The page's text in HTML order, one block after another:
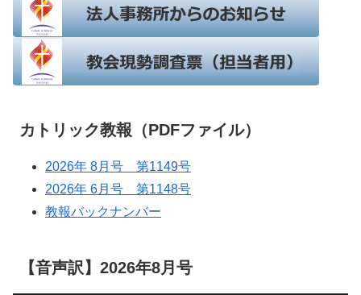
カトリック教報（PDFファイル）
2026年 8月号 第1149号
2026年 6月号 第1148号
教報バックナンバー
【音声訳】2026年8月号